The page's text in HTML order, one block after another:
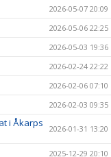
2026-05-07 20:09
2026-05-06 22:25
2026-05-03 19:36
2026-02-24 22:22
2026-02-06 07:10
2026-02-03 09:35
i Åkarps
2026-01-31 13:20
2025-12-29 20:10